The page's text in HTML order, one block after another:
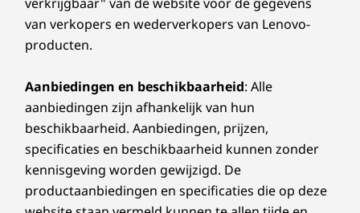
van verkopers en wederverkopers van Lenovo-
producten.
Aanbiedingen en beschikbaarheid: Alle
aanbiedingen zijn afhankelijk van hun
beschikbaarheid. Aanbiedingen, prijzen,
specificaties en beschikbaarheid kunnen zonder
kennisgeving worden gewijzigd. De
productaanbiedingen en specificaties die op deze